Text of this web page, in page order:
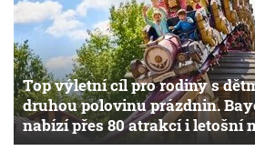
Top výletní cíl pro rodiny s
druhou polovinu prázdnin.
nabízí přes 80 atrakcí i letošní